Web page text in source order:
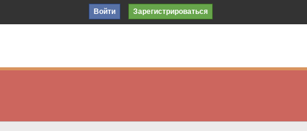
Войти Зарегистрироваться